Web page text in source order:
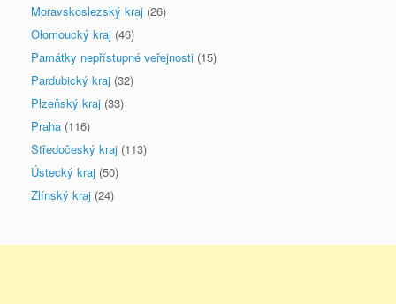
Moravskoslezský kraj (26)
Olomoucký kraj (46)
Památky nepřístupné veřejnosti (15)
Pardubický kraj (32)
Plzeňský kraj (33)
Praha (116)
Středočeský kraj (113)
Ústecký kraj (50)
Zlínský kraj (24)